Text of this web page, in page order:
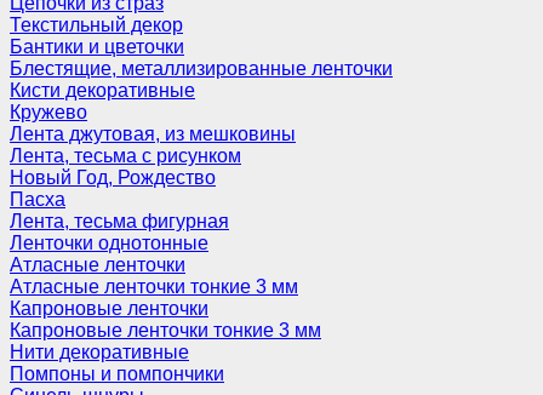
Текстильный декор
Бантики и цветочки
Блестящие, металлизированные ленточки
Кисти декоративные
Кружево
Лента джутовая, из мешковины
Лента, тесьма с рисунком
Новый Год, Рождество
Пасха
Лента, тесьма фигурная
Ленточки однотонные
Атласные ленточки
Атласные ленточки тонкие 3 мм
Капроновые ленточки
Капроновые ленточки тонкие 3 мм
Нити декоративные
Помпоны и помпончики